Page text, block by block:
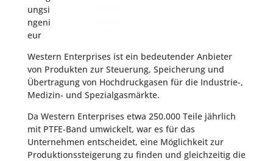
ungsi
ngeni
eur
Western Enterprises ist ein bedeutender Anbieter
von Produkten zur Steuerung, Speicherung und
Übertragung von Hochdruckgasen für die Industrie-,
Medizin- und Spezialgasmärkte.
Da Western Enterprises etwa 250.000 Teile jährlich
mit PTFE-Band umwickelt, war es für das
Unternehmen entscheidet, eine Möglichkeit zur
Produktionssteigerung zu finden und gleichzeitig die